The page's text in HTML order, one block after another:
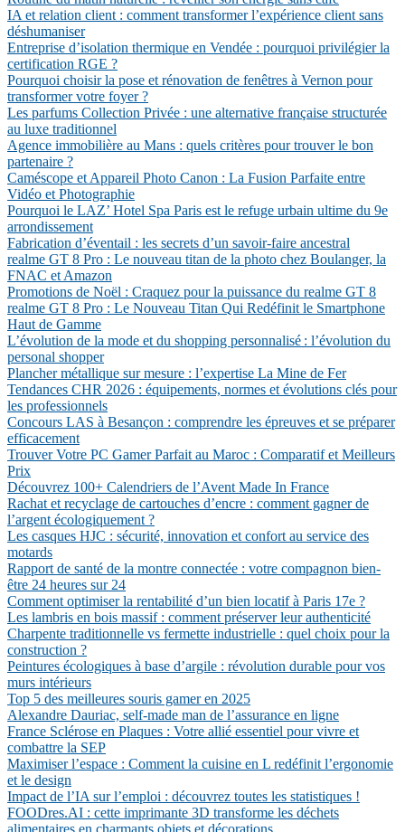
IA et relation client : comment transformer l’expérience client sans
déshumaniser
Entreprise d’isolation thermique en Vendée : pourquoi privilégier la
certification RGE ?
Pourquoi choisir la pose et rénovation de fenêtres à Vernon pour
transformer votre foyer ?
Les parfums Collection Privée : une alternative française structurée
au luxe traditionnel
Agence immobilière au Mans : quels critères pour trouver le bon
partenaire ?
Caméscope et Appareil Photo Canon : La Fusion Parfaite entre
Vidéo et Photographie
Pourquoi le LAZ’ Hotel Spa Paris est le refuge urbain ultime du 9e
arrondissement
Fabrication d’éventail : les secrets d’un savoir-faire ancestral
realme GT 8 Pro : Le nouveau titan de la photo chez Boulanger, la
FNAC et Amazon
Promotions de Noël : Craquez pour la puissance du realme GT 8
realme GT 8 Pro : Le Nouveau Titan Qui Redéfinit le Smartphone
Haut de Gamme
L’évolution de la mode et du shopping personnalisé : l’évolution du
personal shopper
Plancher métallique sur mesure : l’expertise La Mine de Fer
Tendances CHR 2026 : équipements, normes et évolutions clés pour
les professionnels
Concours LAS à Besançon : comprendre les épreuves et se préparer
efficacement
Trouver Votre PC Gamer Parfait au Maroc : Comparatif et Meilleurs
Prix
Découvrez 100+ Calendriers de l’Avent Made In France
Rachat et recyclage de cartouches d’encre : comment gagner de
l’argent écologiquement ?
Les casques HJC : sécurité, innovation et confort au service des
motards
Rapport de santé de la montre connectée : votre compagnon bien-
être 24 heures sur 24
Comment optimiser la rentabilité d’un bien locatif à Paris 17e ?
Les lambris en bois massif : comment préserver leur authenticité
Charpente traditionnelle vs fermette industrielle : quel choix pour la
construction ?
Peintures écologiques à base d’argile : révolution durable pour vos
murs intérieurs
Top 5 des meilleures souris gamer en 2025
Alexandre Dauriac, self-made man de l’assurance en ligne
France Sclérose en Plaques : Votre allié essentiel pour vivre et
combattre la SEP
Maximiser l’espace : Comment la cuisine en L redéfinit l’ergonomie
et le design
Impact de l’IA sur l’emploi : découvrez toutes les statistiques !
FOODres.AI : cette imprimante 3D transforme les déchets
alimentaires en charmants objets et décorations